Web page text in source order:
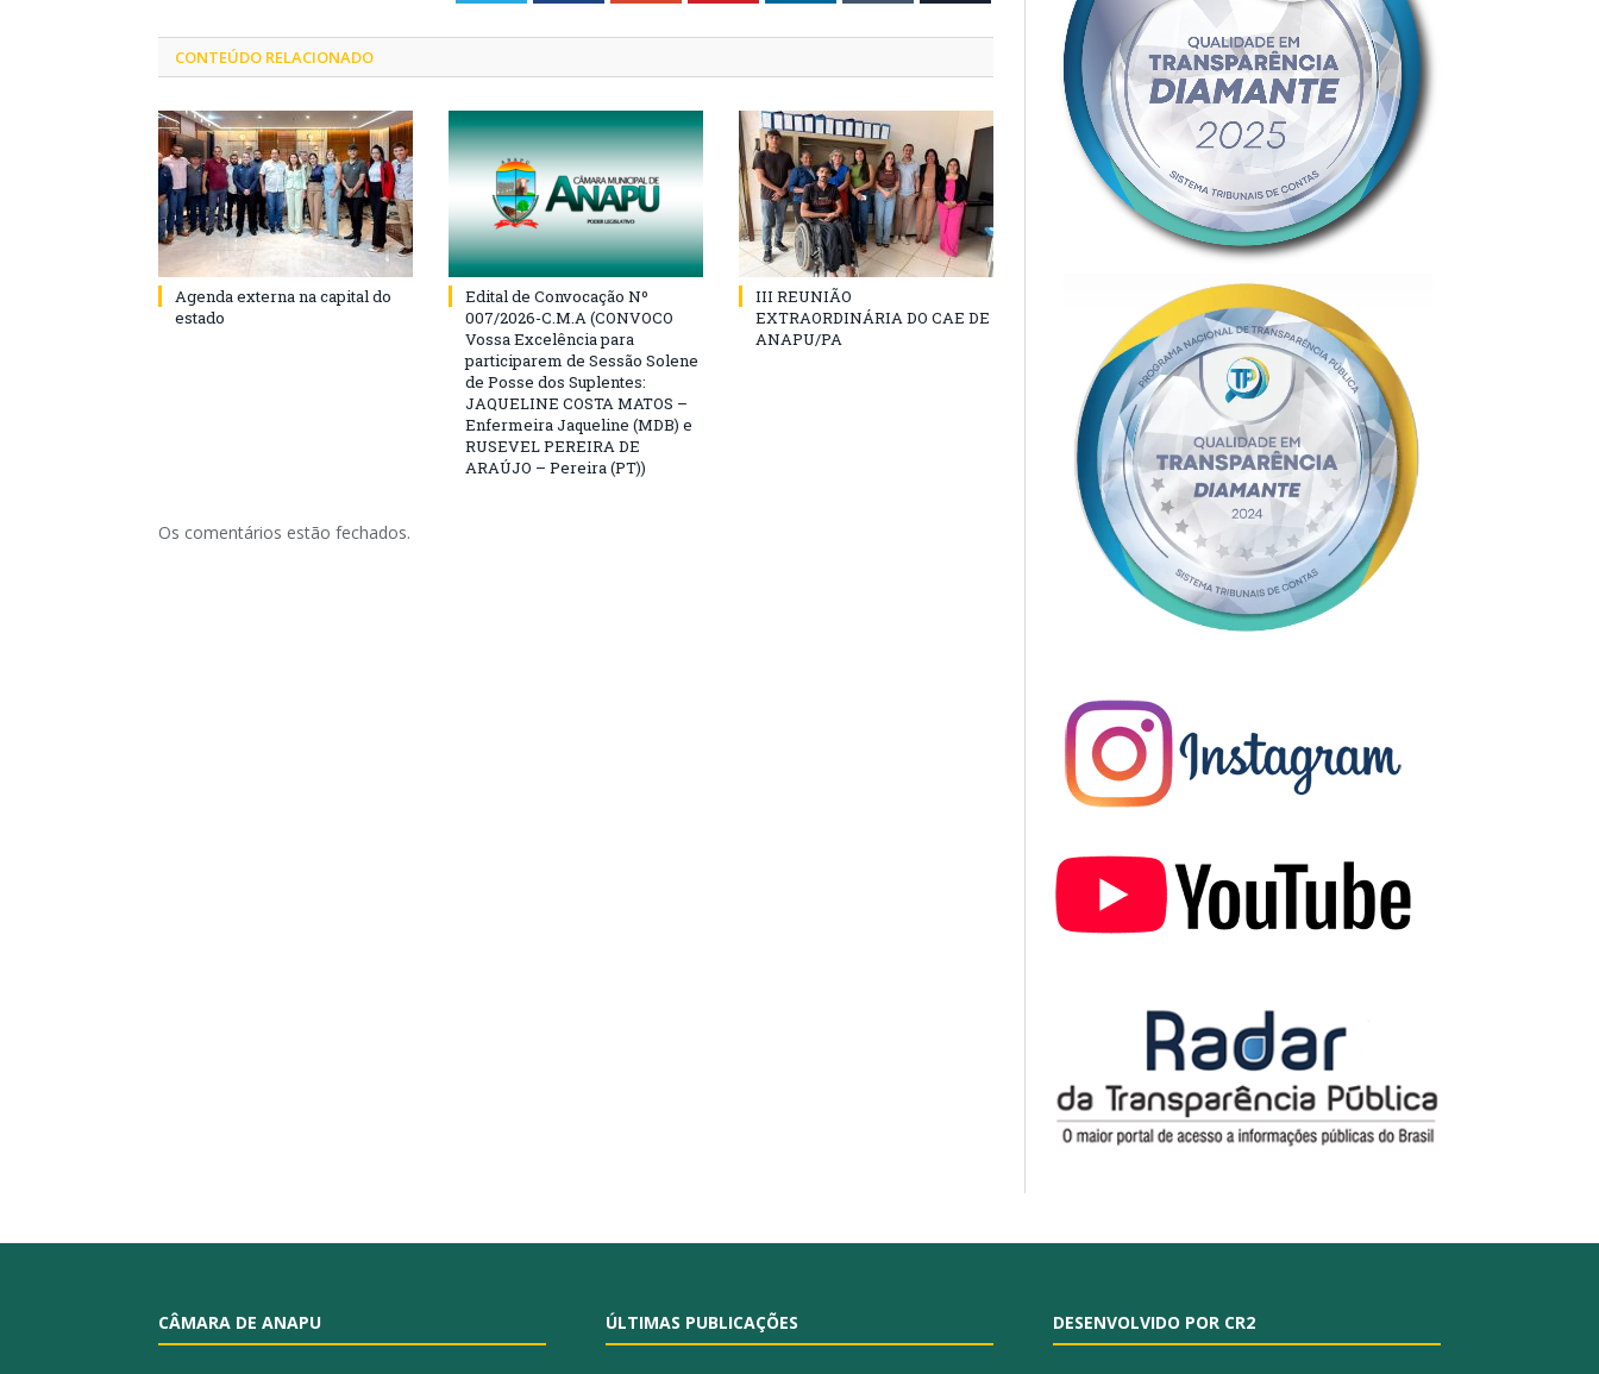
CONTEÚDO RELACIONADO
Agenda externa na capital do
estado
Edital de Convocação Nº
007/2026-C.M.A (CONVOCO
Vossa Excelência para
participarem de Sessão Solene
de Posse dos Suplentes:
JAQUELINE COSTA MATOS –
Enfermeira Jaqueline (MDB) e
RUSEVEL PEREIRA DE
ARAÚJO – Pereira (PT))
III REUNIÃO
EXTRAORDINÁRIA DO CAE DE
ANAPU/PA
Os comentários estão fechados.
CÂMARA DE ANAPU ÚLTIMAS PUBLICAÇÕES DESENVOLVIDO POR CR2